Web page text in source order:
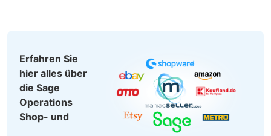
Erfahren Sie
hier alles über
die Sage
Operations
Shop- und